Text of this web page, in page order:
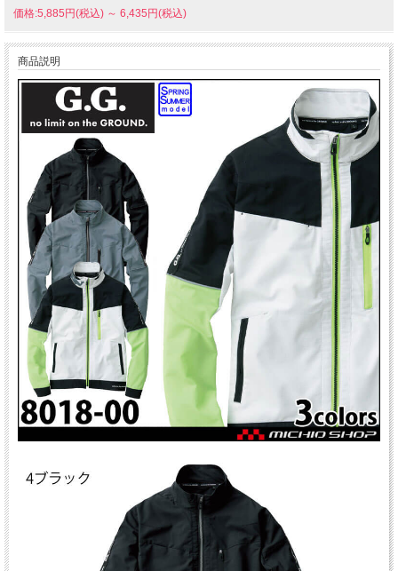
価格:5,885円(税込) ～ 6,435円(税込)
商品説明